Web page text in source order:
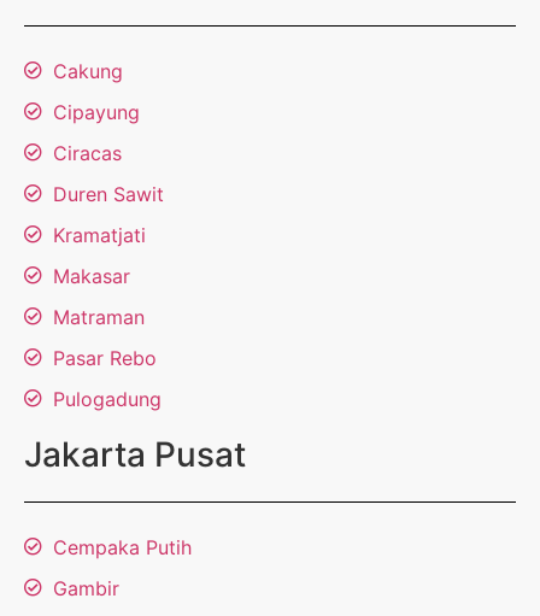
Cakung
Cipayung
Ciracas
Duren Sawit
Kramatjati
Makasar
Matraman
Pasar Rebo
Pulogadung
Jakarta Pusat
Cempaka Putih
Gambir